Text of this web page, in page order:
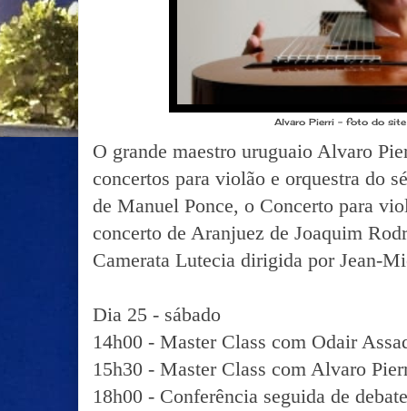
Alvaro Pierri - foto do
O grande maestro uruguaio Alvaro
concertos para violão e orquestra do
de Manuel Ponce, o Concerto para
concerto de Aranjuez de Joaquim
Camerata Lutecia dirigida por Jean-
Dia 25 - sábado
14h00 - Master Class com Odair
15h30 - Master Class com Alvaro
18h00 - Conferência seguida de